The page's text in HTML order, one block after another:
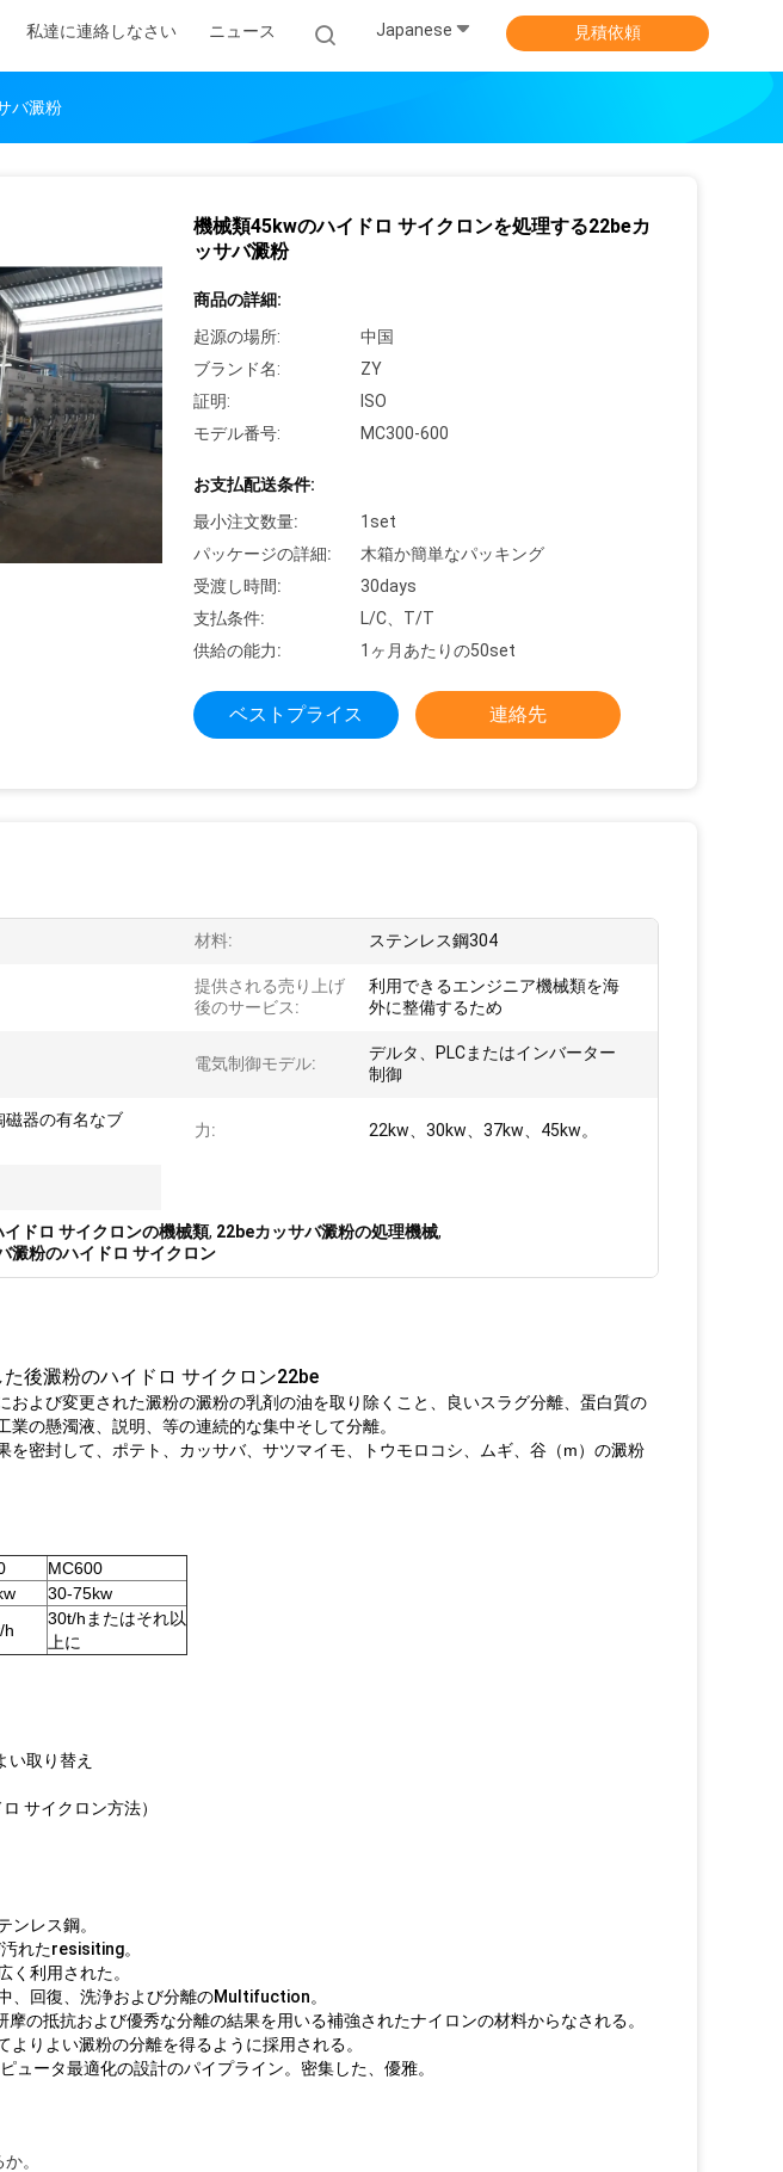
私達に連絡しなさい ニュース Japanese 見積依頼
バ澱粉
機械類45kwのハイドロ サイクロンを処理する22beカ
ッサバ澱粉
商品の詳細:
起源の場所:
中国
ブランド名:
ZY
証明:
ISO
モデル番号:
MC300-600
お支払配送条件:
最小注文数量:
1set
パッケージの詳細:
木箱か簡単なパッキング
受渡し時間:
30days
支払条件:
L/C、T/T
供給の能力:
1ヶ月あたりの50set
ベストプライス 連絡先
材料: ステンレス鋼304
提供される売り上げ
後のサービス:
利用できるエンジニア機械類を海
外に整備するため
電気制御モデル:
デルタ、PLCまたはインバーター
制御
器の有名なブ
力: 22kw、30kw、37kw、45kw。
ドロ サイクロンの機械類, 22beカッサバ澱粉の処理機械,
澱粉のハイドロ サイクロン
後澱粉のハイドロ サイクロン22be
および変更された澱粉の澱粉の乳剤の油を取り除くこと、良いスラグ分離、蛋白質の
の懸濁液、説明、等の連続的な集中そして分離。
を密封して、ポテト、カッサバ、サツマイモ、トウモロコシ、ムギ、谷（m）の澱粉
MC600
30-75kw
h
30t/hまたはそれ以
上に
い取り替え
サイクロン方法）
ンレス鋼。
れたresisiting。
く利用された。
、回復、洗浄および分離のMultifuction。
の抵抗および優秀な分離の結果を用いる補強されたナイロンの材料からなされる。
りよい澱粉の分離を得るように採用される。
ュータ最適化の設計のパイプライン。密集した、優雅。
。